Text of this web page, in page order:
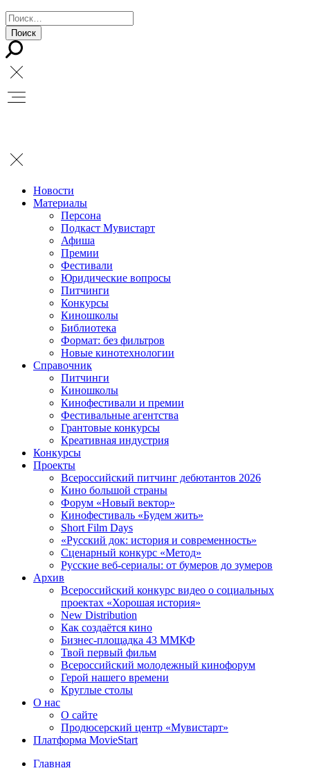
Новости
Материалы
Персона
Подкаст Мувистарт
Афиша
Премии
Фестивали
Юридические вопросы
Питчинги
Конкурсы
Киношколы
Библиотека
Формат: без фильтров
Новые кинотехнологии
Справочник
Питчинги
Киношколы
Кинофестивали и премии
Фестивальные агентства
Грантовые конкурсы
Креативная индустрия
Конкурсы
Проекты
Всероссийский питчинг дебютантов 2026
Кино большой страны
Форум «Новый вектор»
Кинофестиваль «Будем жить»
Short Film Days
«Русский док: история и современность»
Сценарный конкурс «Метод»
Русские веб-сериалы: от бумеров до зумеров
Архив
Всероссийский конкурс видео о социальных
проектах «Хорошая история»
New Distribution
Как создаётся кино
Бизнес-площадка 43 ММКФ
Твой первый фильм
Всероссийский молодежный кинофорум
Герой нашего времени
Круглые столы
О нас
О сайте
Продюсерский центр «Мувистарт»
Платформа MovieStart
Главная